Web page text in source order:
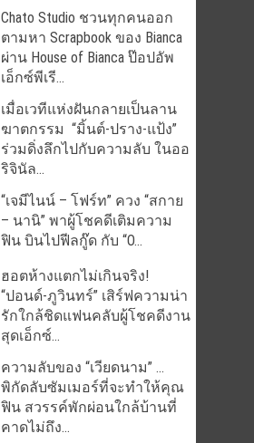
Chato Studio ชวนทุกคนออก
ตามหา Scrapbook ของ Bianca
ผ่าน House of Bianca ป๊อปอัพ
เอ็กซ์พีเรี...
เมื่อเวทีแห่งฝันกลายเป็นลาน
ฆาตกรรม “มิ้นต์-ปราง-แป้ง”
ร่วมดิ่งลึกไปกับความลับ ในออ
ริจินัล...
“เจมีไนน์ – โฟร์ท” ควง “สกาย
– นานิ” พาผู้โชคดีเติมความ
ฟิน บินไปฟีลกู๊ด กับ “O...
ฮอตห้างแตกไม่เกินจริง!
“ปอนด์-ภูวินทร์” เสิร์ฟความน่า
รักใกล้ชิดแฟนคลับผู้โชคดีงาน
สุดเอ็กซ์...
ความลับของ “เวียดนาม” …
พิกัดลับซัมเมอร์ที่จะทำให้คุณ
ฟิน สวรรค์พักผ่อนใกล้บ้านที่
คาดไม่ถึง...